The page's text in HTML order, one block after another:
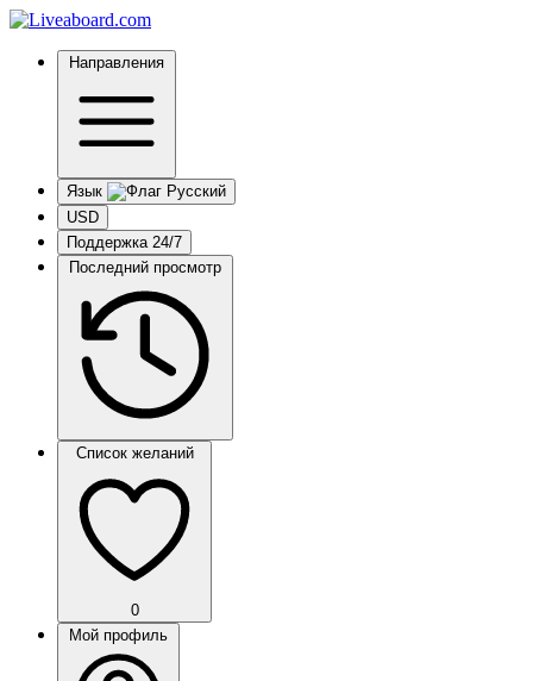
Направления
Язык
USD
Поддержка 24/7
Последний просмотр
Список желаний
0
Мой профиль